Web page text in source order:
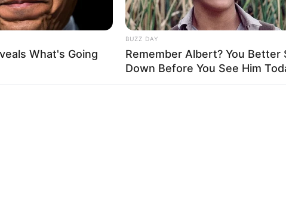
Participe do nosso grupo do
Fique informado em tempo real sobre as principais
Clique aqui para entrar no grupo
What's Going
BUZZ DAY
Remember Albert? You Better
Down Before You See Him